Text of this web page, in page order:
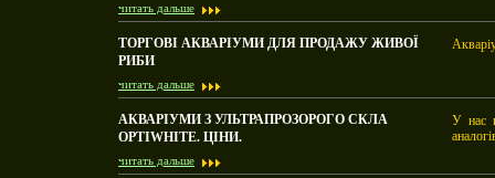
читать дальше
ТОРГОВІ АКВАРІУМИ ДЛЯ ПРОДАЖУ ЖИВОЇ
РИБИ
читать дальше
АКВАРІУМИ З УЛЬТРАПРОЗОРОГО СКЛА
OPTIWHITE. ЦІНИ.
читать дальше
У нас